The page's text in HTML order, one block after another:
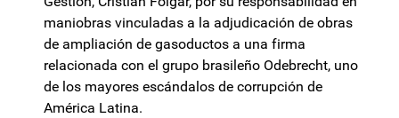
maniobras vinculadas a la adjudicación de obras
de ampliación de gasoductos a una firma
relacionada con el grupo brasileño Odebrecht, uno
de los mayores escándalos de corrupción de
América Latina.